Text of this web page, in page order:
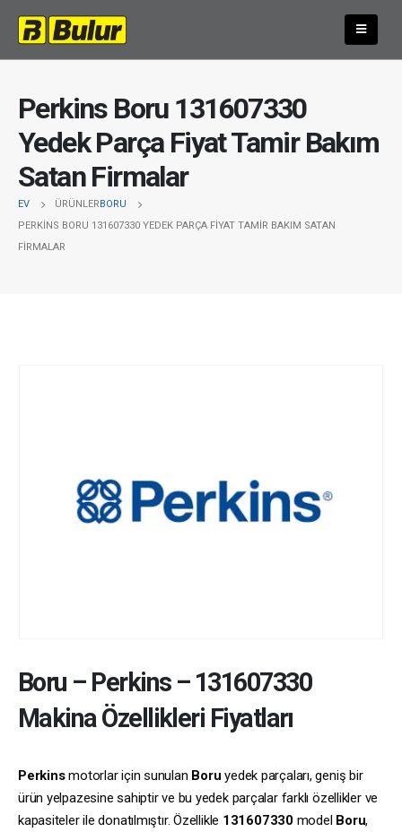
Perkins Boru 131607330
Yedek Parça Fiyat Tamir Bakım
Satan Firmalar
EV ÜRÜNLERBORU
PERKINS BORU 131607330 YEDEK PARÇA FIYAT TAMIR BAKIM SATAN
FIRMALAR
Boru – Perkins– 131607330
Makina Özellikleri Fiyatları
Perkinsmotorlar için sunulan Boru yedek parçaları, geniş bir
ürün yelpazesine sahiptir ve bu yedek parçalar farklı özellikler ve
kapasiteler ile donatılmıştır. Özellikle 131607330model Boru,